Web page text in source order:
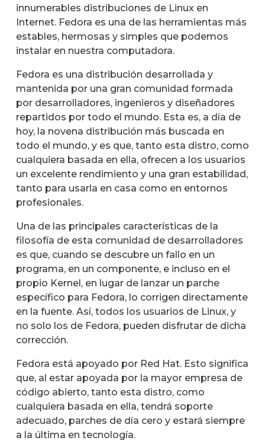
innumerables distribuciones de Linux en
Internet. Fedora es una de las herramientas más
estables, hermosas y simples que podemos
instalar en nuestra computadora.
Fedora es una distribución desarrollada y
mantenida por una gran comunidad formada
por desarrolladores, ingenieros y diseñadores
repartidos por todo el mundo. Esta es, a día de
hoy, la novena distribución más buscada en
todo el mundo, y es que, tanto esta distro, como
cualquiera basada en ella, ofrecen a los usuarios
un excelente rendimiento y una gran estabilidad,
tanto para usarla en casa como en entornos
profesionales.
Una de las principales características de la
filosofía de esta comunidad de desarrolladores
es que, cuando se descubre un fallo en un
programa, en un componente, e incluso en el
propio Kernel, en lugar de lanzar un parche
específico para Fedora, lo corrigen directamente
en la fuente. Así, todos los usuarios de Linux, y
no solo los de Fedora, pueden disfrutar de dicha
corrección.
Fedora está apoyado por Red Hat. Esto significa
que, al estar apoyada por la mayor empresa de
código abierto, tanto esta distro, como
cualquiera basada en ella, tendrá soporte
adecuado, parches de día cero y estará siempre
a la última en tecnología.